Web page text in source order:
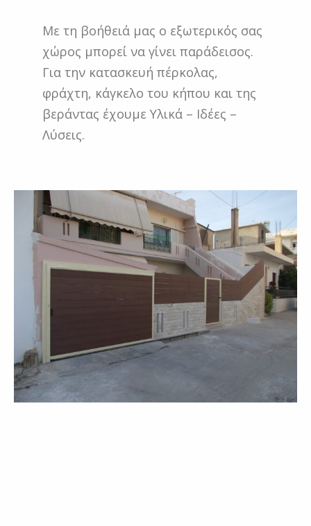
Με τη βοήθειά μας ο εξωτερικός σας
χώρος μπορεί να γίνει παράδεισος.
Για την κατασκευή πέρκολας,
φράχτη, κάγκελο του κήπου και της
βεράντας έχουμε Υλικά – Ιδέες –
Λύσεις.